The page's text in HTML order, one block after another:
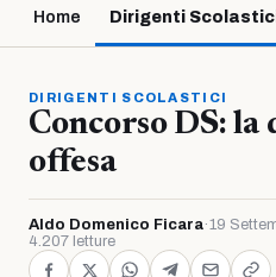
Home Dirigenti
DIRIGENTI SCOLASTICI
Concorso DS: la
offesa
Aldo Domenico Ficara·19
4.207 letture